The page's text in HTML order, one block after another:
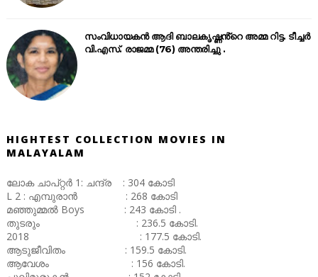
സംവിധായകൻ ആദി ബാലകൃഷ്ണൻ്റെ അമ്മ റിട്ട. ടീച്ചർ
വി.എസ്. രാജമ്മ (76) അന്തരിച്ചു .
HIGHTEST COLLECTION MOVIES IN
MALAYALAM
ലോക ചാപ്റ്റർ 1: ചന്ദ്ര : 304 കോടി
L 2 : എമ്പുരാൻ : 268 കോടി
മഞ്ഞുമ്മൽ Boys : 243 കോടി .
തുടരും : 236.5 കോടി.
2018 : 177.5 കോടി.
ആടുജീവിതം : 159.5 കോടി.
ആവേശം : 156 കോടി.